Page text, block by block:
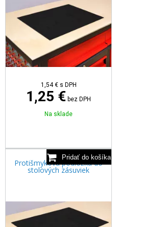
1,54 € s DPH
1,25 € bez DPH
Na sklade
Protišmyková podložka do
stolových zásuviek